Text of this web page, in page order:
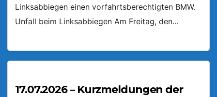
Linksabbiegen einen vorfahrtsberechtigten BMW.
Unfall beim Linksabbiegen Am Freitag, den…
17.07.2026 – Kurzmeldungen der